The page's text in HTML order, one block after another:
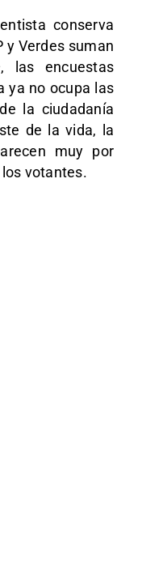
conserva
Verdes suman
las encuestas
ya no ocupa las
la ciudadanía
de la vida, la
muy por
votantes.